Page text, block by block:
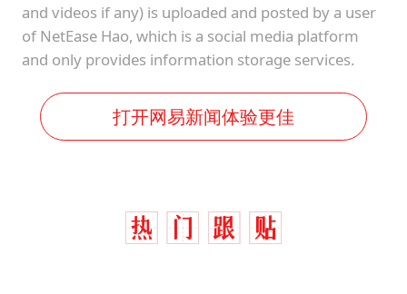
and videos if any) is uploaded and posted by a user
of NetEase Hao, which is a social media platform
and only provides information storage services.
打开网易新闻体验更佳